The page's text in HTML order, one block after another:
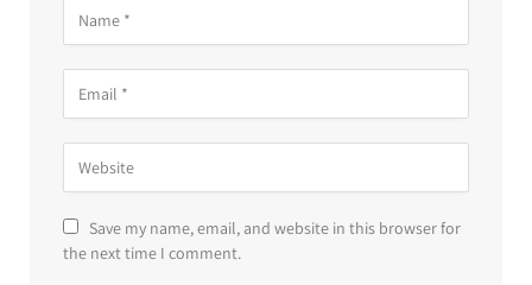
Save my name, email, and website in this browser for
the next time I comment.